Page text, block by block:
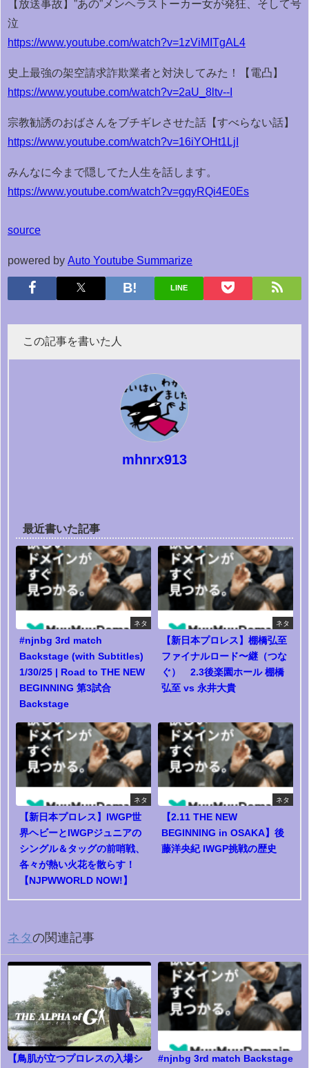
【放送事故】”あの”メンヘラストーカー女が発狂、そして号
泣
https://www.youtube.com/watch?v=1zViMITgAL4
史上最強の架空請求詐欺業者と対決してみた！【電凸】
https://www.youtube.com/watch?v=2aU_8ltv--I
宗教勧誘のおばさんをブチギレさせた話【すべらない話】
https://www.youtube.com/watch?v=16iYOHt1LjI
みんなに今まで隠してた人生を話します。
https://www.youtube.com/watch?v=gqyRQi4E0Es
source
powered by Auto Youtube Summarize
LINE
この記事を書いた人
mhnrx913
最近書いた記事
ネタ
#njnbg 3rd match
Backstage (with Subtitles)
1/30/25 | Road to THE NEW
BEGINNING 第3試合
Backstage
ネタ
【新日本プロレス】棚橋弘至
ファイナルロード〜継（つな
ぐ） 2.3後楽園ホール 棚橋
弘至 vs 永井大貴
ネタ
【新日本プロレス】IWGP世
界ヘビーとIWGPジュニアの
シングル＆タッグの前哨戦、
各々が熱い火花を散らす！
【NJPWWORLD NOW!】
ネタ
【2.11 THE NEW
BEGINNING in OSAKA】後
藤洋央紀 IWGP挑戦の歴史
ネタの関連記事
【鳥肌が立つプロレスの入場シ
#njnbg 3rd match Backstage